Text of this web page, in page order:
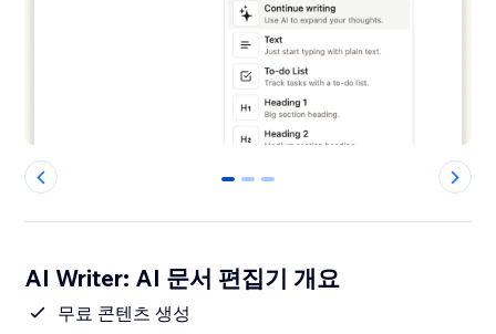
0 1 2
AI Writer: AI 문서 편집기 개요
무료 콘텐츠 생성